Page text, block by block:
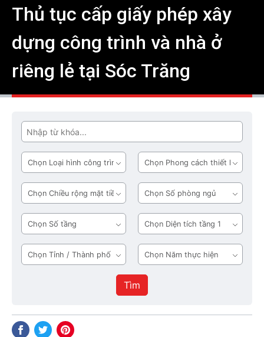
Thủ tục cấp giấy phép xây
dựng công trình và nhà ở
riêng lẻ tại Sóc Trăng
Tìm
Loại
hình
công
trình
Phong
cách
thiết
kế
Chiều
rộng
mặt
tiền
Số
phòng
ngủ
Số
tầng
Diện
tích
tầng
1
Tỉnh
/
Năm
thực
hiện
Tìm